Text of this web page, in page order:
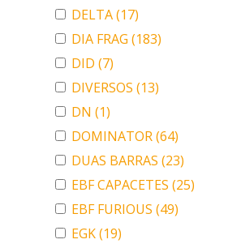
DELTA(17)
DIA FRAG (183)
DID (7)
DIVERSOS (13)
DN (1)
DOMINATOR(64)
DUAS BARRAS (23)
EBF CAPACETES (25)
EBF FURIOUS (49)
EGK(19)